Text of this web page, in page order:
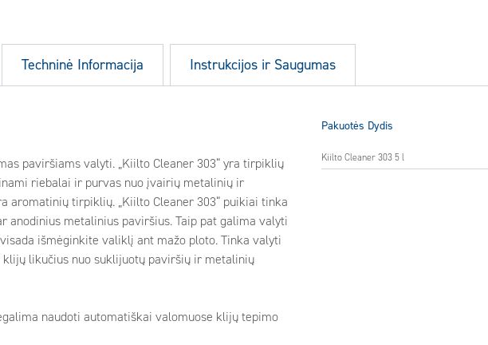
paviršiams valyti. „Kiilto Cleaner 303“ yra tirpiklių
riebalai ir purvas nuo įvairių metalinių ir
aromatinių tirpiklių. „Kiilto Cleaner 303“ puikiai tinka
anodinius metalinius paviršius. Taip pat galima valyti
išmėginkite valiklį ant mažo ploto. Tinka valyti
klijų likučius nuo suklijuotų paviršių ir metalinių
naudoti automatiškai valomuose klijų tepimo
Pakuotės Dydis
Kiilto Cleaner 303 5 l
Techninė Informacija Instrukcijos ir Saugumas